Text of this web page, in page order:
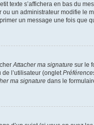
texte s’affichera en bas du
un administrateur modifie le
un message une fois que
Attacher ma signature sur le
de l’utilisateur (onglet
ma signature dans le